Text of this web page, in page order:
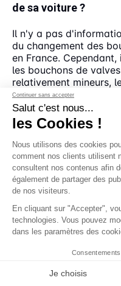
Continuer sans accepter
Salut c'est nous...
les Cookies !
Nous utilisons des cookies
comment nos clients utilisent
consultent nos contenus afin
également de partager des
de nos visiteurs.
En cliquant sur "Accepter",
technologies. Vous pouvez
dans les paramètres des
Je choisis
de sa voiture ?
Il n'y a pas
du changement des
en France.
les bouchons de
relativement mineurs,
de valves par des
décoratives est
qu'ils ne
valve elle-même